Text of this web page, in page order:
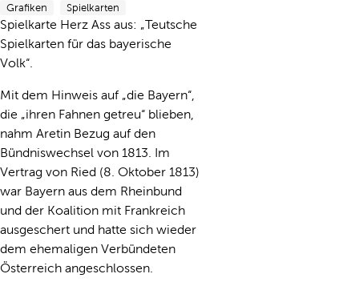
Grafiken Spielkarten
Spielkarte Herz Ass aus: „Teutsche
Spielkarten für das bayerische
Volk“.
Mit dem Hinweis auf „die Bayern“,
die „ihren Fahnen getreu“ blieben,
nahm Aretin Bezug auf den
Bündniswechsel von 1813. Im
Vertrag von Ried (8. Oktober 1813)
war Bayern aus dem Rheinbund
und der Koalition mit Frankreich
ausgeschert und hatte sich wieder
dem ehemaligen Verbündeten
Österreich angeschlossen.